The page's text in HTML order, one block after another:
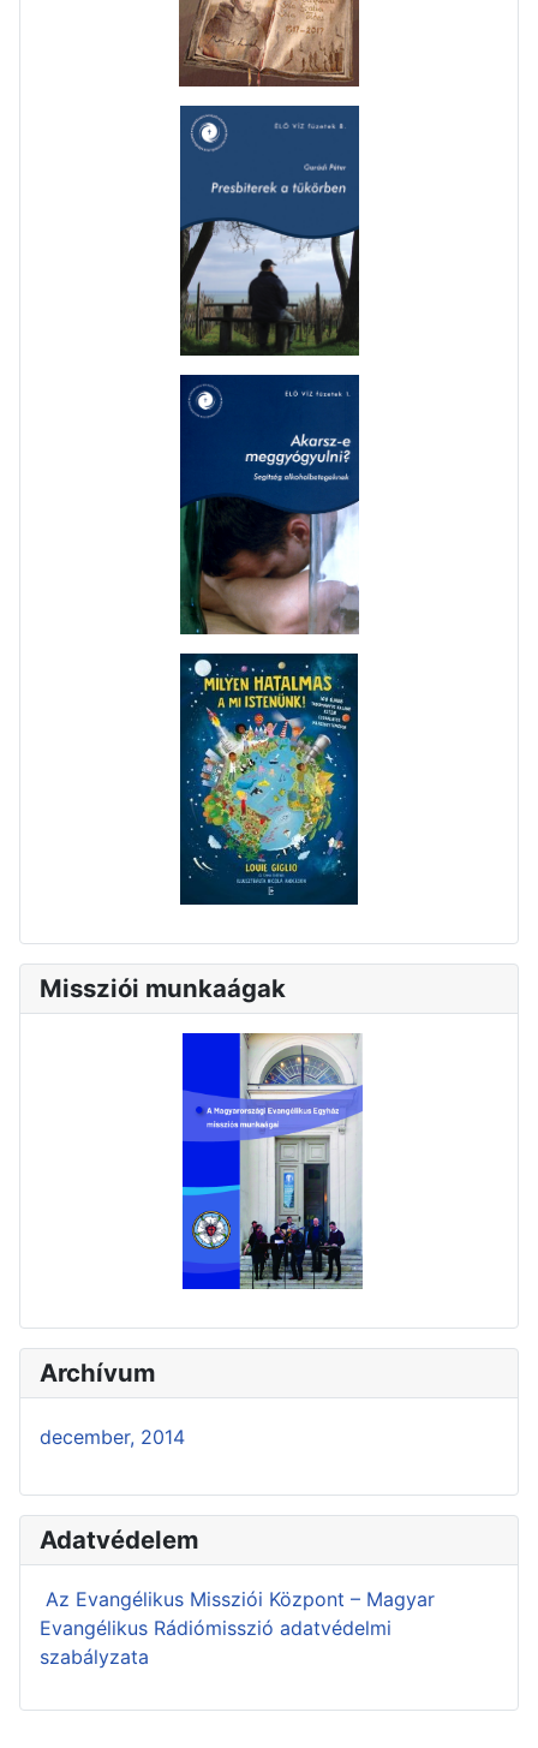
Missziói munkaágak
Archívum
december, 2014
Adatvédelem
Az Evangélikus Missziói Központ – Magyar
Evangélikus Rádiómisszió adatvédelmi
szabályzata